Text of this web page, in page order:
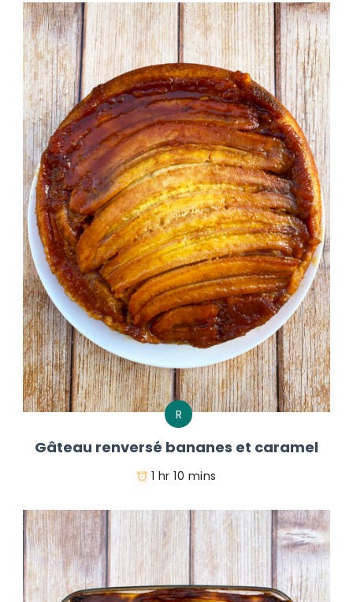
R
Gâteau renversé bananes et caramel
1 hr 10 mins